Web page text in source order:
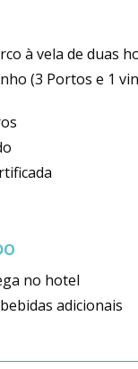
à vela de duas
(3 Portos e 1
no hotel
adicionais